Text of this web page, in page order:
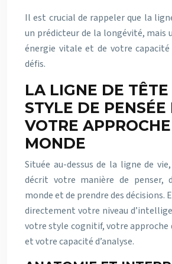
Il est crucial de rappeler que la
un prédicteur de la longévité, mais
énergie vitale et de votre
défis.
LA LIGNE DE TÊTE
STYLE DE PENSÉE
VOTRE
MONDE
Située au-dessus de la ligne de
décrit votre manière de penser,
monde et de prendre des décisions.
directement votre niveau
votre style cognitif, votre approche
et votre capacité d’analyse.